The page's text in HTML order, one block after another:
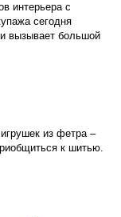
интерьера с
сегодня
вызывает большой
из фетра –
к шитью.